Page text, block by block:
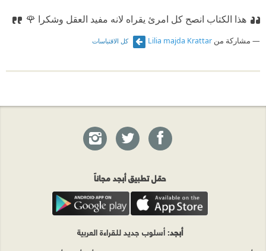
هذا الكتاب انصح كل امرئ يقراه لانه مفيد العقل وشكرا 🌹
مشاركة من Lilia majda Krattar كل الاقتباسات
حمّل تطبيق أبجد مجاناً
أبجد: أسلوب جديد للقراءة العربية